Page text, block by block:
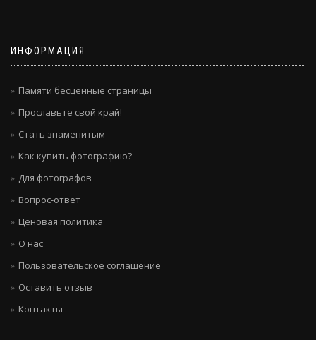
ИНФОРМАЦИЯ
Памяти бесценные страницы
Прославьте свой край!
Стать знаменитым
Как купить фотографию?
Для фотографов
Вопрос-ответ
Ценовая политика
О нас
Пользовательское соглашение
Оставить отзыв
Контакты